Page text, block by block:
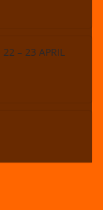
– 23 APRIL